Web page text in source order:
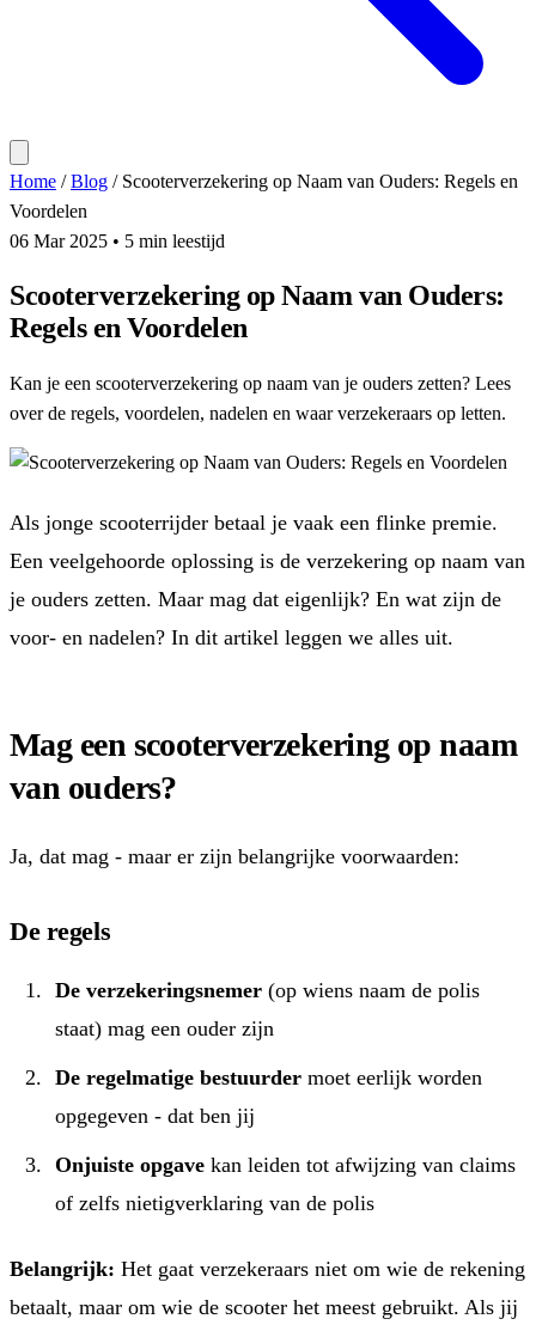
Home / Blog / Scooterverzekering op Naam van Ouders: Regels en
Voordelen
06 Mar 2025 • 5 min leestijd
Scooterverzekering op Naam van Ouders:
Regels en Voordelen
Kan je een scooterverzekering op naam van je ouders zetten? Lees
over de regels, voordelen, nadelen en waar verzekeraars op letten.
Als jonge scooterrijder betaal je vaak een flinke premie.
Een veelgehoorde oplossing is de verzekering op naam van
je ouders zetten. Maar mag dat eigenlijk? En wat zijn de
voor- en nadelen? In dit artikel leggen we alles uit.
Mag een scooterverzekering op naam
van ouders?
Ja, dat mag - maar er zijn belangrijke voorwaarden:
De regels
De verzekeringsnemer (op wiens naam de polis
staat) mag een ouder zijn
De regelmatige bestuurder moet eerlijk worden
opgegeven - dat ben jij
Onjuiste opgave kan leiden tot afwijzing van claims
of zelfs nietigverklaring van de polis
Belangrijk: Het gaat verzekeraars niet om wie de rekening
betaalt, maar om wie de scooter het meest gebruikt. Als jij